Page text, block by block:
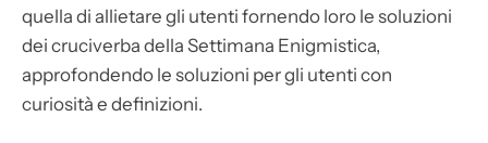
quella di allietare gli utenti fornendo loro le soluzioni
dei cruciverba della Settimana Enigmistica,
approfondendo le soluzioni per gli utenti con
curiosità e definizioni.